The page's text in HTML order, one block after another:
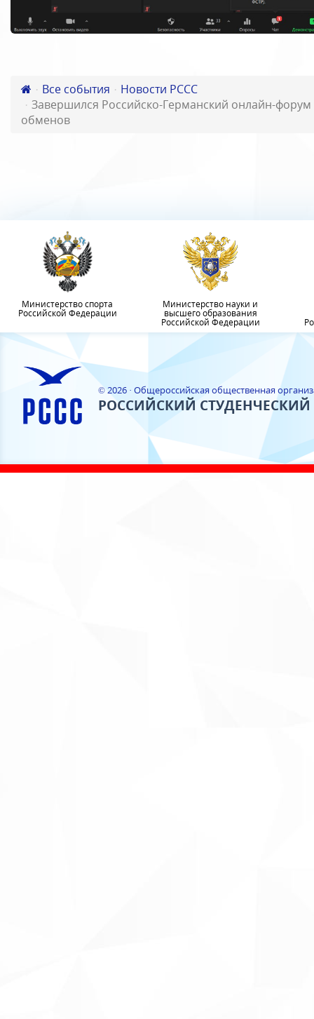
Все события
Новости РССС
Завершился Российско-Германский онлайн-
обменов
Министерство спорта
Российской Федерации
Министерство науки и
высшего образования
Российской Федерации
© 2026 · Общероссийская общественная
РОССИЙСКИЙ